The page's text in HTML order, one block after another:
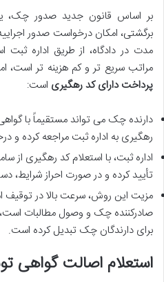
بر اساس قانون جدید صدور چک،
برگشتی، امکان درخواست صدور
مدت در دادگاه، از طریق اداره
مراتب سریع تر و کم هزینه تر است،
پرداخت دارای کد رهگیری است:
دارنده چک می تواند مستقیماً با
رهگیری به اداره ثبت مراجعه کرده و
اداره ثبت، با استعلام کد رهگیری از
تأیید کرده و در صورت احراز شرایط،
مزیت این روش، سرعت بالا در توقیف
صادرکننده چک و وصول مطالبات است،
برای دارندگان چک تبدیل کرده است.
استعلام اصالت گواهی